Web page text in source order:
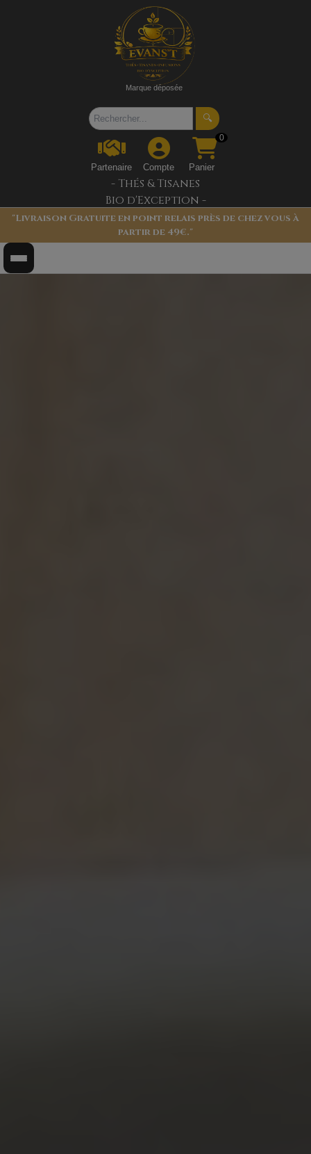
Marque déposée
🔍
Partenaire Compte
0
Panier
- Thés & Tisanes
Bio d'Exception -
"Livraison Gratuite en point relais près de chez vous à
partir de 49€."